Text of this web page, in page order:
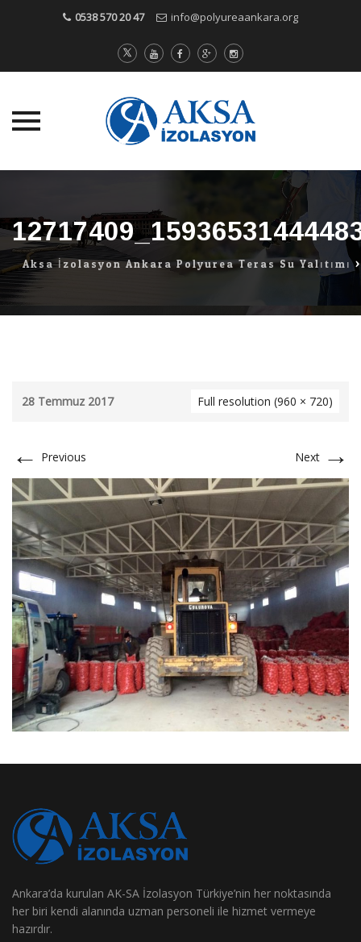
0538 570 20 47 info@polyureaankara.org
content
Aksa İzolasyon Ankara Polyurea Teras Su Yalıtımı
28 Temmuz 2017 Full resolution (960 × 720)
← Previous Next →
Ankara’da kurulan AK-SA İzolasyon Türkiye’nin her noktasında
her biri kendi alanında uzman personeli ile hizmet vermeye
hazırdır.